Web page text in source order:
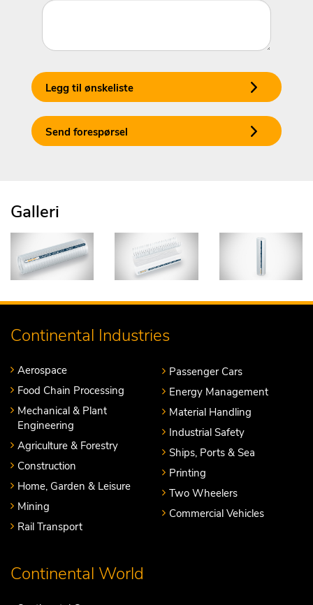
Legg til ønskeliste
Send forespørsel
Galleri
Continental Industries
Aerospace
Food Chain Processing
Mechanical & Plant
Engineering
Agriculture & Forestry
Construction
Home, Garden & Leisure
Mining
Rail Transport
Passenger Cars
Energy Management
Material Handling
Industrial Safety
Ships, Ports & Sea
Printing
Two Wheelers
Commercial Vehicles
Continental World